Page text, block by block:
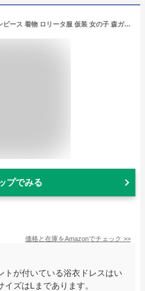
[トクとユウ] 羽織 和風 ワンピース 着物 ロリータ服 仮装 女の子 森ガール 大きいリボン レース 森ガール 宮殿風 貴族風 桜柄 ゆめかわいい ゴスロリ 長袖 ハロウィン パーティー (M)
プでみる
価格と在庫をAmazonでチェック >>
トが付いている浴衣ドレスはい
ズはLまであります。